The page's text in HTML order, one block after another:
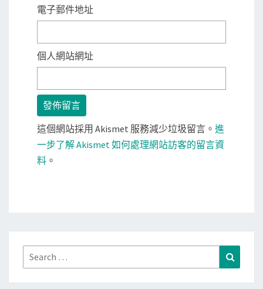
電子郵件地址
個人網站網址
這個網站採用 Akismet 服務減少垃圾留言。 進
一步了解 Akismet 如何處理網站訪客的留言資
料 。
Search
for: